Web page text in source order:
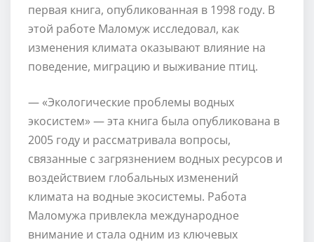
первая книга, опубликованная в 1998 году. В
этой работе Маломуж исследовал, как
изменения климата оказывают влияние на
поведение, миграцию и выживание птиц.
— «Экологические проблемы водных
экосистем» — эта книга была опубликована в
2005 году и рассматривала вопросы,
связанные с загрязнением водных ресурсов и
воздействием глобальных изменений
климата на водные экосистемы. Работа
Маломужа привлекла международное
внимание и стала одним из ключевых